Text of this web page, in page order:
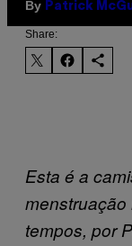
By Patrick
Share:
Esta é a
menstruação
tempos, por